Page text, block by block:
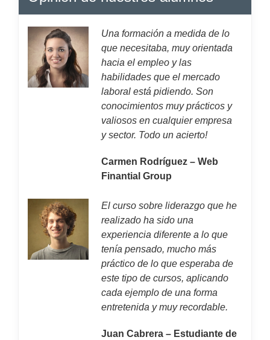
Una formación a medida de lo
que necesitaba, muy orientada
hacia el empleo y las
habilidades que el mercado
laboral está pidiendo. Son
conocimientos muy prácticos y
valiosos en cualquier empresa
y sector. Todo un acierto!
Carmen Rodríguez – Web
Finantial Group
El curso sobre liderazgo que he
realizado ha sido una
experiencia diferente a lo que
tenía pensado, mucho más
práctico de lo que esperaba de
este tipo de cursos, aplicando
cada ejemplo de una forma
entretenida y muy recordable.
Juan Cabrera – Estudiante de